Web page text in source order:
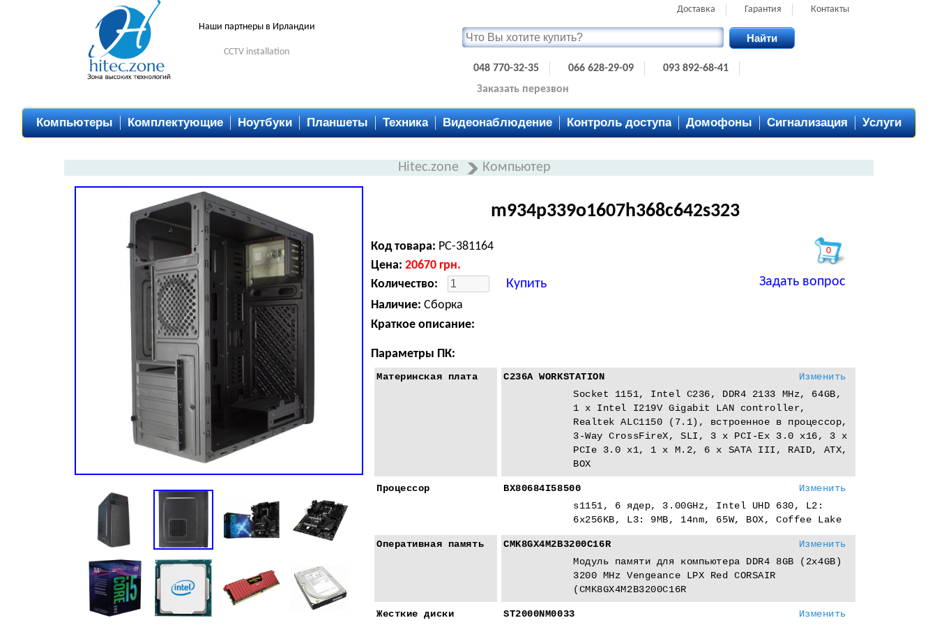
Наши партнеры в Ирландии
CCTV installation
Доставка Гарантия Контакты
Найти
048 770-32-35 066 628-29-09
093 892-68-41
Заказать перезвон
Компьютеры Комплектующие Ноутбуки Планшеты Техника Видеонаблюдение Контроль доступа Домофоны Сигнализация Услуги
Hitec.zone Компьютер
m934p339o1607h368c642s323
Код товара: PC-381164 0
Цена: 20670 грн.
Количество:
Купить Задать вопрос
Наличие: Сборка
Краткое описание:
Параметры ПК:
Материнская плата C236A WORKSTATION
Изменить
Socket 1151, Intel C236, DDR4 2133 MHz, 64GB,
1 x Intel I219V Gigabit LAN controller,
Realtek ALC1150 (7.1), встроенное в процессор,
3-Way CrossFireX, SLI, 3 x PCI-Eх 3.0 x16, 3 x
PCIe 3.0 x1, 1 x M.2, 6 x SATA III, RAID, ATX,
BOX
Процессор BX80684I58500
Изменить
s1151, 6 ядер, 3.00GHz, Intel UHD 630, L2:
6x256KB, L3: 9MB, 14nm, 65W, BOX, Coffee Lake
Оперативная память CMK8GX4M2B3200C16R
Изменить
Модуль памяти для компьютера DDR4 8GB (2x4GB)
3200 MHz Vengeance LPX Red CORSAIR
(CMK8GX4M2B3200C16R
Жесткие диски ST2000NM0033 Изменить